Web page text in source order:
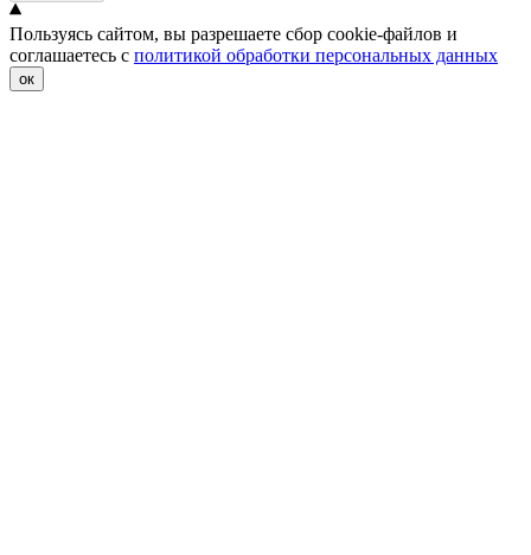
Пользуясь сайтом, вы разрешаете сбор cookie-файлов и
соглашаетесь с политикой обработки персональных данных
ок